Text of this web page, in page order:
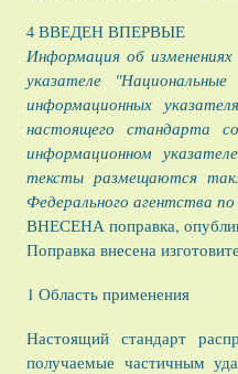
4 ВВЕДЕН ВПЕРВЫЕ
Информация об
указателе
информационных
настоящего стандарта
информационном
тексты размещаются
Федерального агентства
ВНЕСЕНА поправка,
Поправка внесена
1 Область применения
Настоящий стандарт
получаемые частичным